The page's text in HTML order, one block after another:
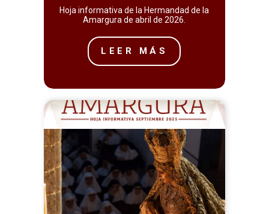
Hoja informativa de la Hermandad de la
Amargura de abril de 2026.
LEER MÁS